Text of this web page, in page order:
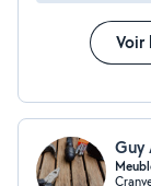
Voir
Guy